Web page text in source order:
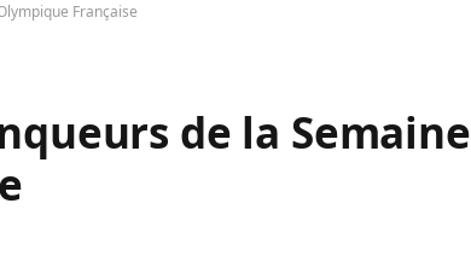
Française
de la Semaine